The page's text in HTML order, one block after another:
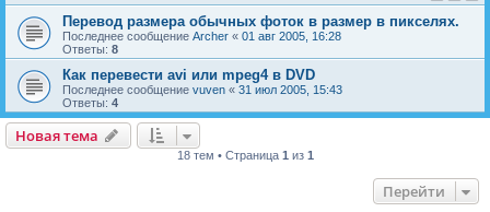
Перевод размера обычных фоток в размер в пикселях.
Последнее сообщение Archer « 01 авг 2005, 16:28
Ответы: 8
Как перевести avi или mpeg4 в DVD
Последнее сообщение vuven « 31 июл 2005, 15:43
Ответы: 4
Новая тема
Новаятема
18 тем • Страница 1 из 1
Перейти